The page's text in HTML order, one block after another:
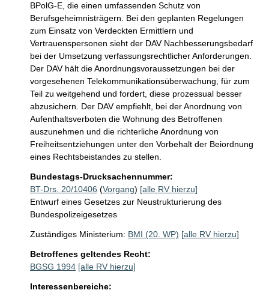
BPolG-E, die einen umfassenden Schutz von
Berufsgeheimnisträgern. Bei den geplanten Regelungen
zum Einsatz von Verdeckten Ermittlern und
Vertrauenspersonen sieht der DAV Nachbesserungsbedarf
bei der Umsetzung verfassungsrechtlicher Anforderungen.
Der DAV hält die Anordnungsvoraussetzungen bei der
vorgesehenen Telekommunikationsüberwachung, für zum
Teil zu weitgehend und fordert, diese prozessual besser
abzusichern. Der DAV empfiehlt, bei der Anordnung von
Aufenthaltsverboten die Wohnung des Betroffenen
auszunehmen und die richterliche Anordnung von
Freiheitsentziehungen unter den Vorbehalt der Beiordnung
eines Rechtsbeistandes zu stellen.
Bundestags-Drucksachennummer:
BT-Drs. 20/10406 (Vorgang) [alle RV hierzu]
Entwurf eines Gesetzes zur Neustrukturierung des
Bundespolizeigesetzes
Zuständiges Ministerium: BMI (20. WP) [alle RV hierzu]
Betroffenes geltendes Recht:
BGSG 1994 [alle RV hierzu]
Interessenbereiche: